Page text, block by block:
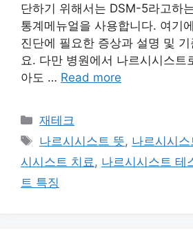
단하기 위해서는 DSM-5라고하
통계메뉴얼을 사용합니다. 여기
진단에 필요한 증상과 설명 및
요. 다만 병원에서 나르시시스트
아도 … Read more
카
테
고
리
재테크
태
그
나르시시스트 뜻, 나르시시
시시스트 치료 , 나르시시스트 테
트 특징